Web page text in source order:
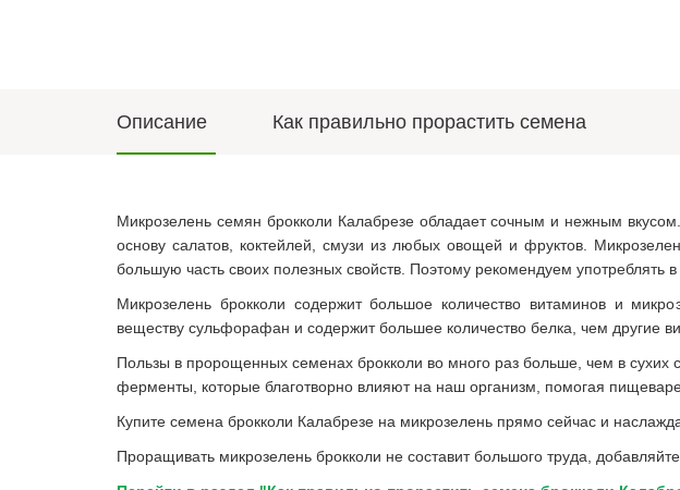
Описание Как правильно прорастить семена
Микрозелень семян брокколи Калабрезе обладает сочным и нежным
основу салатов, коктейлей, смузи из любых овощей и фруктов.
большую часть своих полезных свойств. Поэтому рекомендуем употреблять
Микрозелень брокколи содержит большое количество витаминов и
веществу сульфорафан и содержит большее количество белка, чем другие
Пользы в пророщенных семенах брокколи во много раз больше, чем в сухих
ферменты, которые благотворно влияют на наш организм, помогая
Купите семена брокколи Калабрезе на микрозелень прямо сейчас и
Проращивать микрозелень брокколи не составит большого труда, добавляйте